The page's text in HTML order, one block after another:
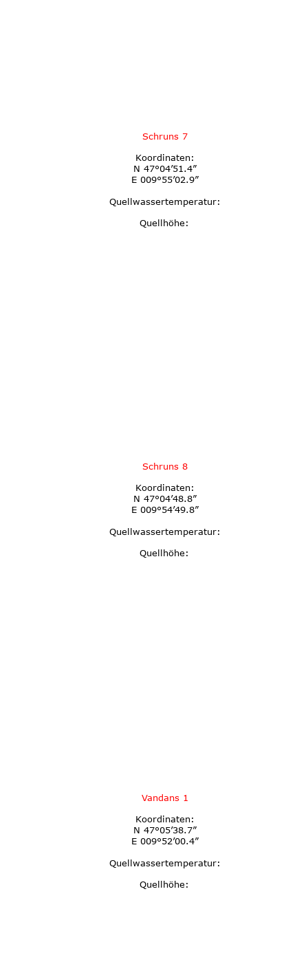
Schruns 7
Koordinaten:
N 47°04’51.4”
E 009°55’02.9”
Quellwassertemperatur:
Quellhöhe:
Schruns 8
Koordinaten:
N 47°04’48.8”
E 009°54’49.8”
Quellwassertemperatur:
Quellhöhe:
Vandans 1
Koordinaten:
N 47°05’38.7”
E 009°52’00.4”
Quellwassertemperatur:
Quellhöhe: